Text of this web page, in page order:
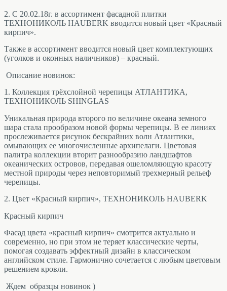
2. С 20.02.18г. в ассортимент фасадной плитки
ТЕХНОНИКОЛЬ HAUBERK вводится новый цвет «Красный
кирпич».
Также в ассортимент вводится новый цвет комплектующих
(уголков и оконных наличников) – красный.
Описание новинок:
1. Коллекция трёхслойной черепицы АТЛАНТИКА,
ТЕХНОНИКОЛЬ SHINGLAS
Уникальная природа второго по величине океана земного
шара стала прообразом новой формы черепицы. В ее линиях
прослеживается рисунок бескрайних волн Атлантики,
омывающих ее многочисленные архипелаги. Цветовая
палитра коллекции вторит разнообразию ландшафтов
океанических островов, передавая ошеломляющую красоту
местной природы через неповторимый трехмерный рельеф
черепицы.
2. Цвет «Красный кирпич», ТЕХНОНИКОЛЬ HAUBERK
Красный кирпич
Фасад цвета «красный кирпич» смотрится актуально и
современно, но при этом не теряет классические черты,
помогая создавать эффектный дизайн в классическом
английском стиле. Гармонично сочетается с любым цветовым
решением кровли.
Ждем образцы новинок )